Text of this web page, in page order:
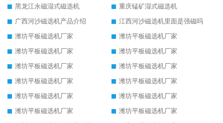
黑龙江永磁湿式磁选机
重庆锰矿湿式磁选机
广西河沙磁选机产品介绍
江西河沙磁选机里面是强磁吗
潍坊平板磁选机厂家
潍坊平板磁选机厂家
潍坊平板磁选机厂家
潍坊平板磁选机厂家
潍坊平板磁选机厂家
潍坊平板磁选机厂家
潍坊平板磁选机厂家
潍坊平板磁选机厂家
潍坊平板磁选机厂家
潍坊平板磁选机厂家
潍坊平板磁选机厂家
潍坊平板磁选机厂家